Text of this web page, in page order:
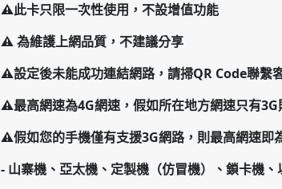
⚠️此卡只限一次性使用，不設增值功能
⚠️ 為維護上網品質，不建議分享
⚠️設定後未能成功連結網路，請掃QR Code聯繫
⚠️最高網速為4G網速，假如所在地方網速只有
⚠️假如您的手機僅有支援3G網路，則最高網速即
- 山寨機、亞太機、定製機（仿冒機）、鎖卡機